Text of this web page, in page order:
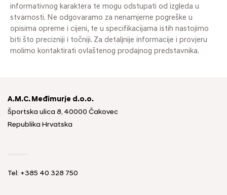
informativnog karaktera te mogu odstupati od izgleda u
stvarnosti. Ne odgovaramo za nenamjerne pogreške u
opisima opreme i cijeni, te u specifikacijama istih nastojimo
biti što precizniji i točniji. Za detaljnije informacije i provjeru
molimo kontaktirati ovlaštenog prodajnog predstavnika.
A.M.C. Međimurje d.o.o.
Športska ulica 8, 40000 Čakovec
Republika Hrvatska
Tel: +385 40 328 750